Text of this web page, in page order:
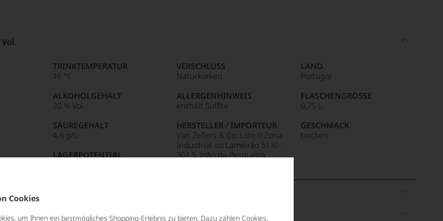
Cookies
um Ihnen ein bestmögliches Shopping-Erlebnis zu bieten. Dazu zählen Cookies,
TRINKTEMPERATUR
16 °C
ALKOHOLGEHALT
20 % Vol.
SÄUREGEHALT
4,6 g/L
LAGERPOTENTIAL
VERSCHLUSS
Naturkorken
ALLERGENHINWEIS
enthält Sulfite
HERSTELLER / IMPORTEUR
Van Zellers & Co. Lote 9 Zona
Industrial do Lameirão 5130-
301 S. João da Pesqueira
LAND
Portugal
FLASCHENGRÖSSE
0,75 L
GESCHMACK
trocken
TRINKTEMPERATUR
VERSCHLUSS